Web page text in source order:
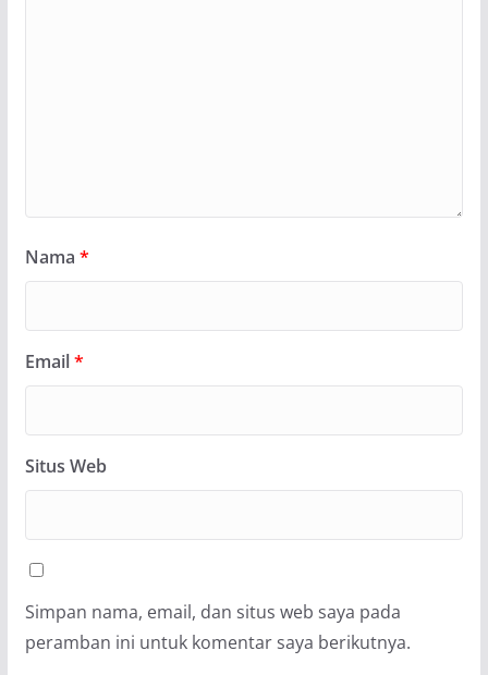
Nama *
Email*
Situs Web
Simpan nama, email, dan situs web saya pada
peramban ini untuk komentar saya berikutnya.